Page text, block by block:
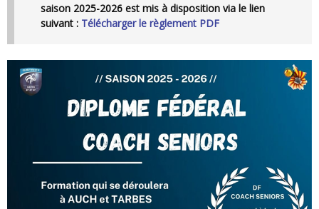
saison 2025-2026 est mis à disposition via le lien
suivant : Télécharger le règlement PDF